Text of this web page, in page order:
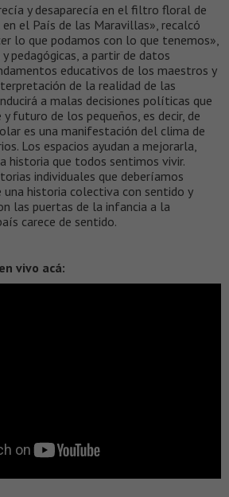
y desaparecía en el filtro floral de
el País de las Maravillas», recalcó
lo que podamos con lo que tenemos»,
pedagógicas, a partir de datos
educativos de los maestros y
de la realidad de las
a malas decisiones políticas que
futuro de los pequeños, es decir, de
es una manifestación del clima de
Los espacios ayudan a mejorarla,
historia que todos sentimos vivir.
individuales que deberíamos
historia colectiva con sentido y
las puertas de la infancia a la
carece de sentido.
vivo acá: